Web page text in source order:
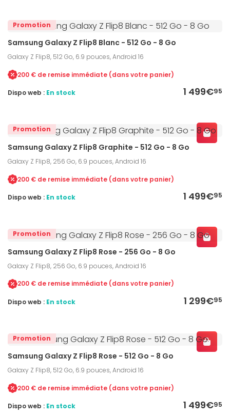
Promotion
Samsung Galaxy Z Flip8 Blanc - 512 Go - 8 Go
Galaxy Z Flip8, 512 Go, 6.9 pouces, Android 16
200 € de remise immédiate (dans votre panier)
1 499€95
Dispo web : En stock
Promotion
Samsung Galaxy Z Flip8 Graphite - 512 Go - 8 Go
Galaxy Z Flip8, 256 Go, 6.9 pouces, Android 16
200 € de remise immédiate (dans votre panier)
1 499€95
Dispo web : En stock
Promotion
Samsung Galaxy Z Flip8 Rose - 256 Go - 8 Go
Galaxy Z Flip8, 256 Go, 6.9 pouces, Android 16
200 € de remise immédiate (dans votre panier)
1 299€95
Dispo web : En stock
Promotion
Samsung Galaxy Z Flip8 Rose - 512 Go - 8 Go
Galaxy Z Flip8, 512 Go, 6.9 pouces, Android 16
200 € de remise immédiate (dans votre panier)
1 499€95
Dispo web : En stock